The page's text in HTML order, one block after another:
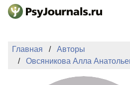
Перейти к основному содержанию
ИЗДАНИЯ
ПОДАТЬ
Главная
Авторы
Овсяникова Алла